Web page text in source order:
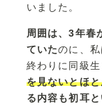
いました。
周囲は、3年春
ていたのに、
終わりに同級生
を見ないとほ
る内容も初耳